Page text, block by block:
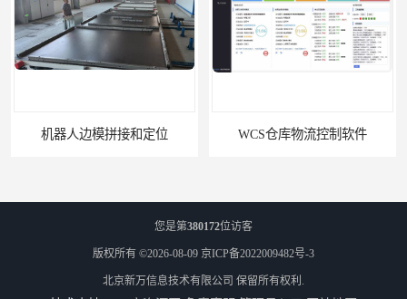
机器人边模拼接和定位 WCS仓库物流控制软件
您是第380172位访客
版权所有 ©2026-08-09 京ICP备2022009482号-3
北京新万信息技术有限公司 保留所有权利.